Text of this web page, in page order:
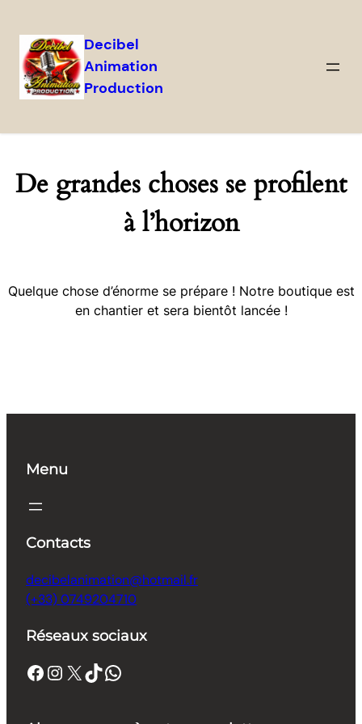
Decibel
Animation
Production
De grandes choses se profilent
à l’horizon
Quelque chose d’énorme se prépare ! Notre boutique est
en chantier et sera bientôt lancée !
Menu
Contacts
decibelanimation@hotmail.fr
(+33) 0749204710
Réseaux sociaux
Facebook Instagram X TikTok WhatsApp